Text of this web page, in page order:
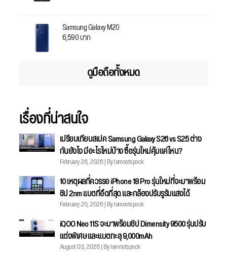
Samsung Galaxy M20
6,590 บาท
ดูมือถือทั้งหมด
เรื่องที่น่าสนใจ
เปรียบเทียบสเปค Samsung Galaxy S26 vs S25 ต่าง
กันยังไง มีอะไรใหม่บ้าง ซื้อรุ่นใหม่คุ้มแค่ไหน?
February 26, 2026 | By Iamnotspock
10 เหตุผลที่ควรรอ iPhone 18 Pro รุ่นใหม่ที่จะมาพร้อม
ชิป 2nm แบตที่อึดที่สุด และกล้องปรับรูรับแสงได้
February 20, 2026 | By Iamnotspock
iQOO Neo 11S จะมาพร้อมชิป Dimensity 9500 รุ่นปรับ
แต่งพิเศษ และแบตทะลุ 9,000mAh
August 03, 2026 | By Iamnotspock